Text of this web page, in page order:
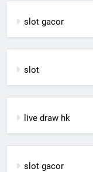
slot gacor
slot
live draw hk
slot gacor